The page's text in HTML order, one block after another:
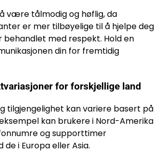
være tålmodig og høflig, da
er mer tilbøyelige til å hjelpe deg
med respekt. Hold en
din for fremtidig
for forskjellige land
tilgjengelighet kan variere basert på
kan brukere i Nord-Amerika
og supporttimer
i Europa eller Asia.